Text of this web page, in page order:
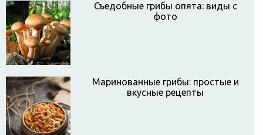
Съедобные грибы опята: виды с
фото
Маринованные грибы: простые и
вкусные рецепты